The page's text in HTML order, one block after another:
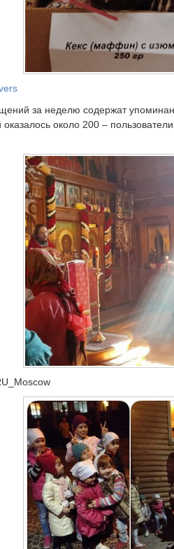
за неделю содержат
около 200 –